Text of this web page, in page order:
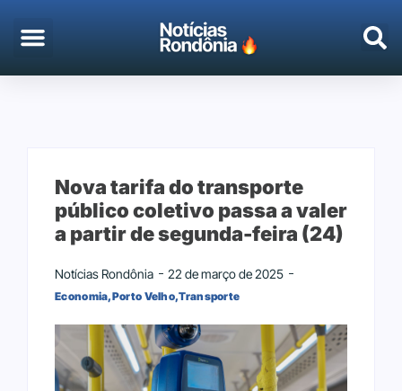
Nova tarifa do transporte
público coletivo passa a valer
a partir de segunda-feira (24)
Notícias Rondônia 22 de março de 2025
Economia,Porto Velho,Transporte